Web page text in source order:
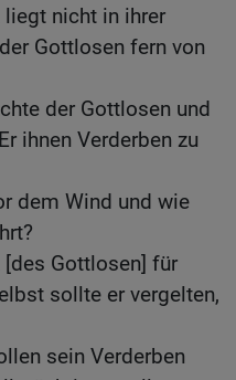
liegt nicht in ihrer
Gottlosen fern von
der Gottlosen und
ihnen Verderben zu
dem Wind und wie
Gottlosen] für
sollte er vergelten,
sein Verderben